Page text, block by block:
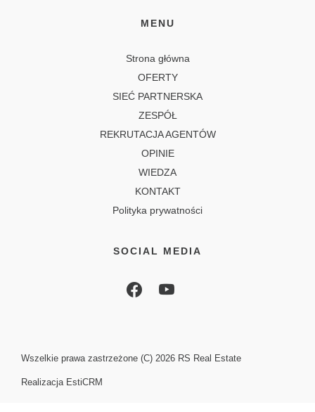
MENU
Strona główna
OFERTY
SIEĆ PARTNERSKA
ZESPÓŁ
REKRUTACJA AGENTÓW
OPINIE
WIEDZA
KONTAKT
Polityka prywatności
SOCIAL MEDIA
Wszelkie prawa zastrzeżone (C) 2026 RS Real Estate
Realizacja EstiCRM